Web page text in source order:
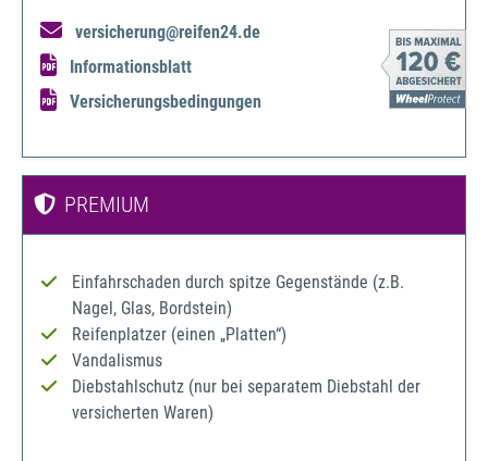
versicherung@reifen24.de
Informationsblatt
Versicherungsbedingungen
PREMIUM
Einfahrschaden durch spitze Gegenstände (z.B.
Nagel, Glas, Bordstein)
Reifenplatzer (einen „Platten“)
Vandalismus
Diebstahlschutz (nur bei separatem Diebstahl der
versicherten Waren)